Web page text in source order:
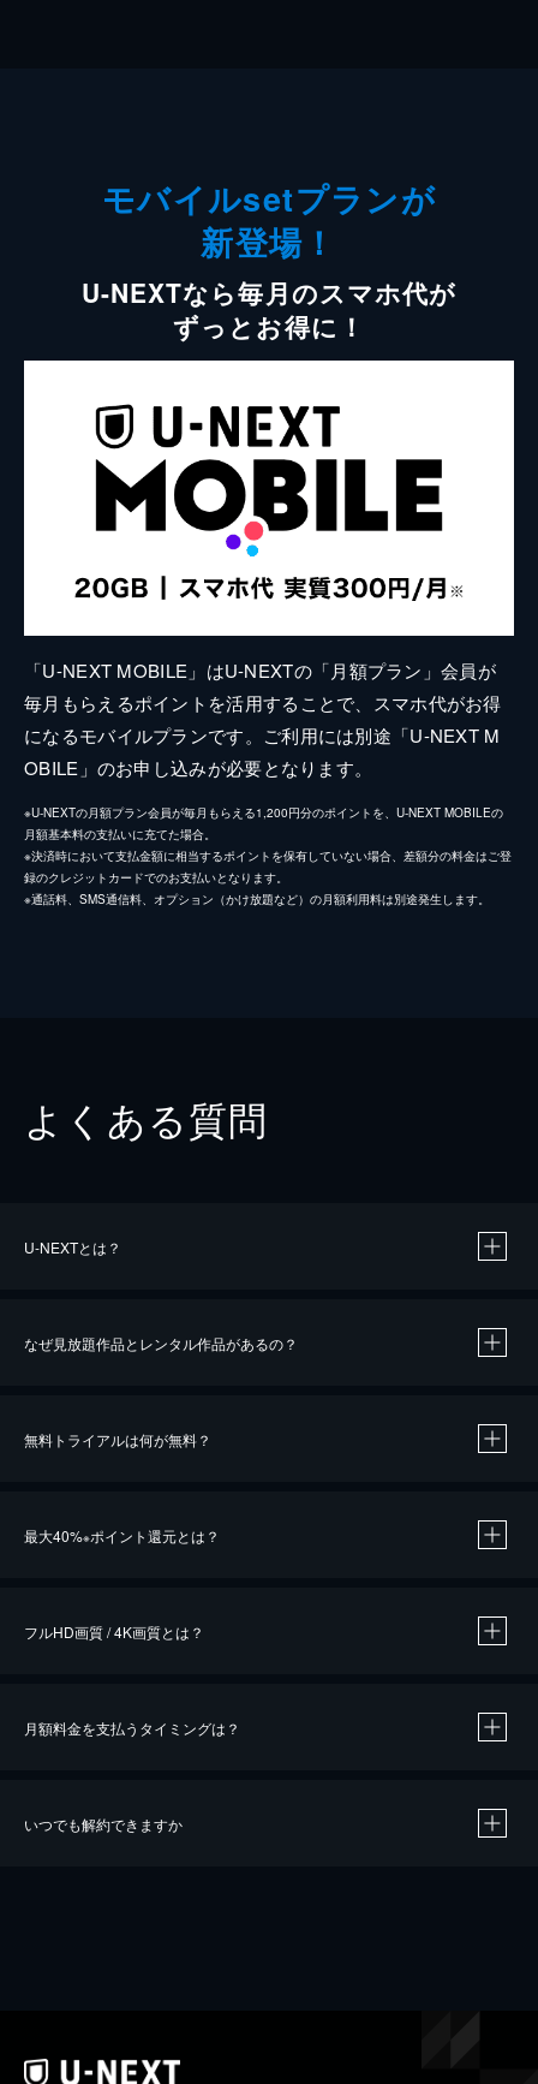
モバイルsetプランが
新登場！
U-NEXTなら毎月のスマホ代が
ずっとお得に！
「U-NEXT MOBILE」はU-NEXTの「月額プラン」会員が
毎月もらえるポイントを活用することで、スマホ代がお得
になるモバイルプランです。ご利用には別途「U-NEXT M
OBILE」のお申し込みが必要となります。
※U-NEXTの月額プラン会員が毎月もらえる1,200円分のポイントを、U-NEXT MOBILEの
月額基本料の支払いに充てた場合。
※決済時において支払金額に相当するポイントを保有していない場合、差額分の料金はご登
録のクレジットカードでのお支払いとなります。
※通話料、SMS通信料、オプション（かけ放題など）の月額利用料は別途発生します。
よくある質問
U-NEXTとは？
なぜ見放題作品とレンタル作品があるの？
無料トライアルは何が無料？
最大40%※ポイント還元とは？
※40％ポイント還元の対象は、クレジットカード決済による作品の購入 / レンタルです。
フルHD画質 / 4K画質とは？
月額料金を支払うタイミングは？
いつでも解約できますか